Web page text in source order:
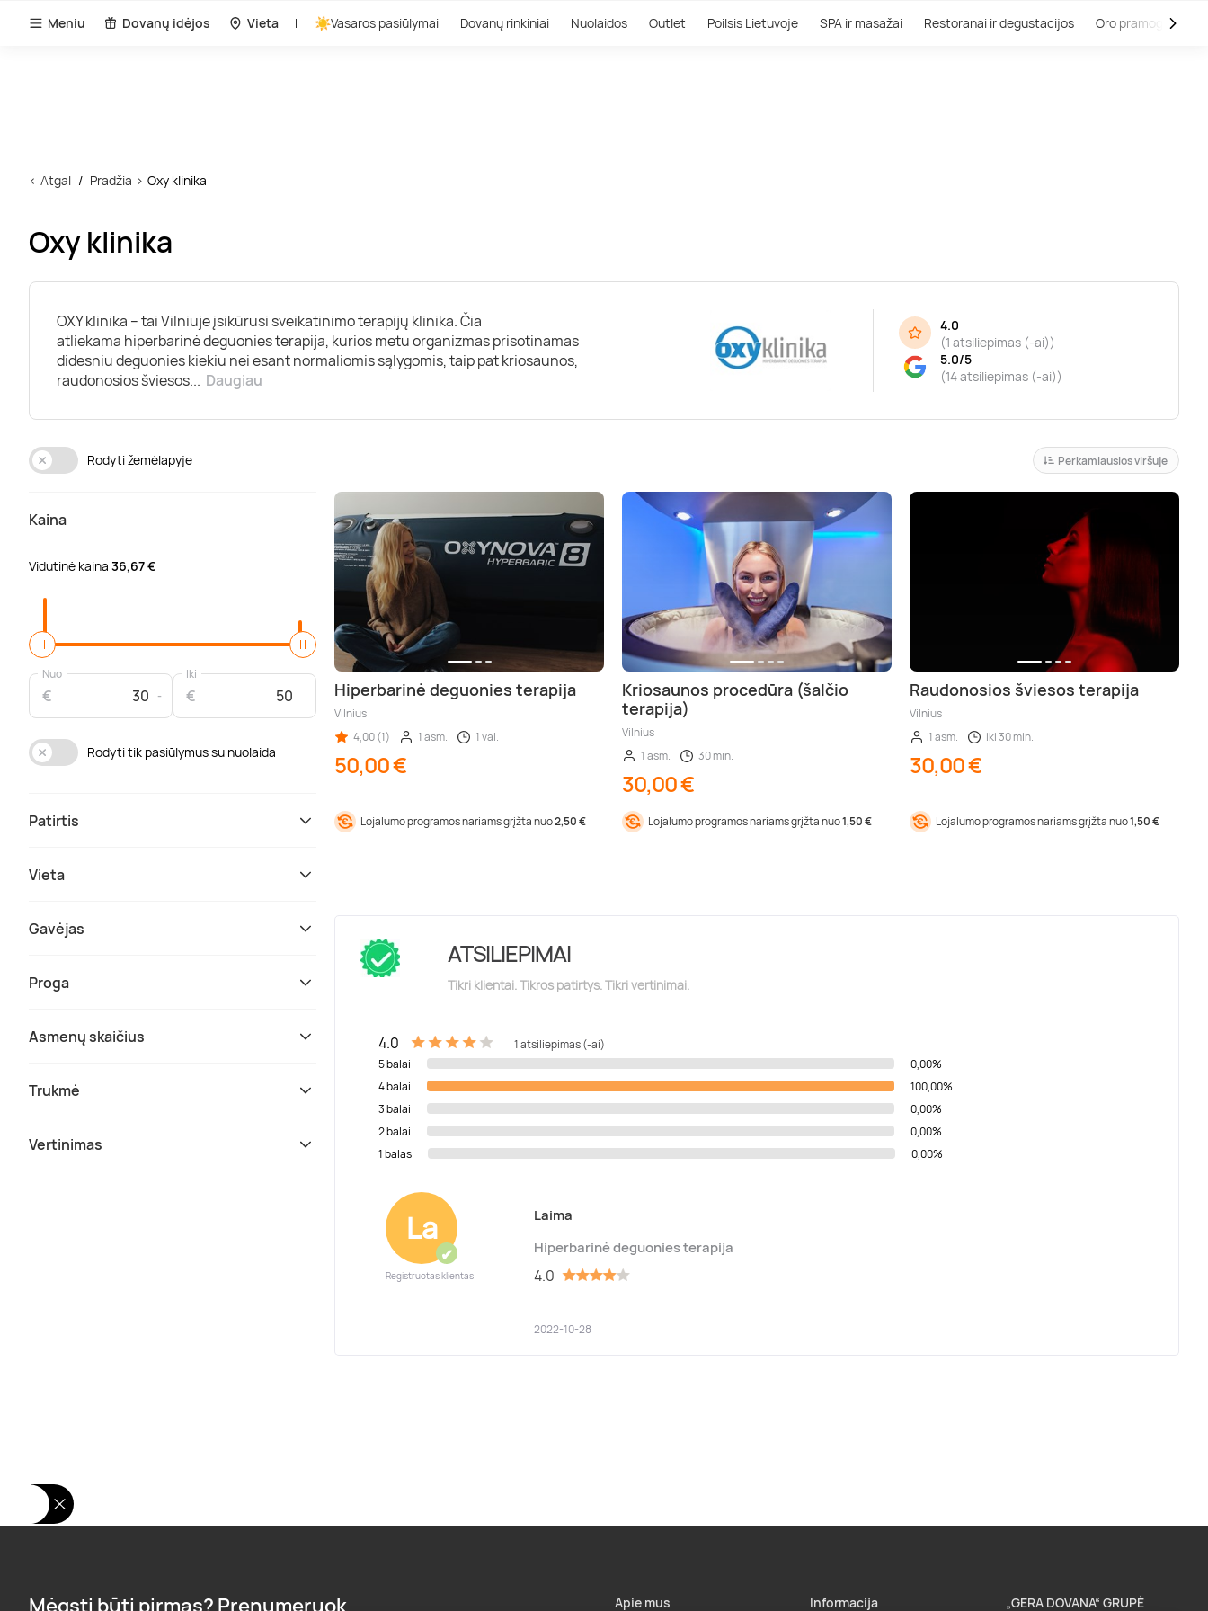
Meniu Dovanų idėjos Vieta Vasaros pasiūlymai Dovanų rinkiniai Nuolaidos Outlet Poilsis Lietuvoje SPA ir masažai Restoranai ir degustacijos Oro pramogos
Atgal Pradžia Oxy klinika
Oxy klinika
OXY klinika – tai Vilniuje įsikūrusi sveikatinimo terapijų klinika. Čia
atliekama hiperbarinė deguonies terapija, kurios metu organizmas prisotinamas
didesniu deguonies kiekiu nei esant normaliomis sąlygomis, taip pat kriosaunos,
raudonosios šviesos... Daugiau
4.0
(1 atsiliepimas (-ai))
5.0/5
(14 atsiliepimas (-ai))
Rodyti žemėlapyje Perkamiausios viršuje
Kaina
Vidutinė kaina 36,67 €
Nuo
€
Iki
€
Rodyti tik pasiūlymus su nuolaida
Patirtis
Vieta
Gavėjas
Proga
Asmenų skaičius
Trukmė
Vertinimas
Hiperbarinė deguonies terapija
Vilnius
4,00 (1)
1 asm. 1 val.
50,00 €
Lojalumo programos nariams grįžta nuo2,50 €
Kriosaunos procedūra (šalčio
terapija)
Vilnius
1 asm.
30 min.
30,00 €
Lojalumo programos nariams grįžta nuo1,50 €
Raudonosios šviesos terapija
Vilnius
1 asm.
iki 30 min.
30,00 €
Lojalumo programos nariams grįžta nuo1,50 €
ATSILIEPIMAI
Tikri klientai. Tikros patirtys. Tikri vertinimai.
4.0
1 atsiliepimas (-ai)
5 balai
0,00%
4 balai
100,00%
3 balai
0,00%
2 balai
0,00%
1 balas
0,00%
La
✔
Registruotas klientas
Laima
Hiperbarinė deguonies terapija
4.0
2022-10-28
Mėgsti būti pirmas? Prenumeruok Apie mus Informacija „GERA DOVANA“ GRUPĖ